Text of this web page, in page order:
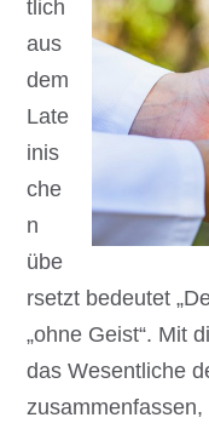
tlich
aus
dem
Late
inis
che
n
übe
rsetzt bedeutet
„ohne Geist“. Mit
das Wesentliche